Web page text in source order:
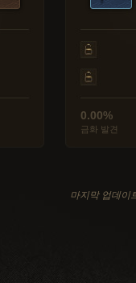
0.00%
금화 발견
마지막 업데이